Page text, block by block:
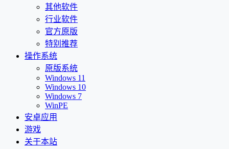
其他软件
行业软件
官方原版
特别推荐
操作系统
原版系统
Windows 11
Windows 10
Windows 7
WinPE
安卓应用
游戏
关于本站